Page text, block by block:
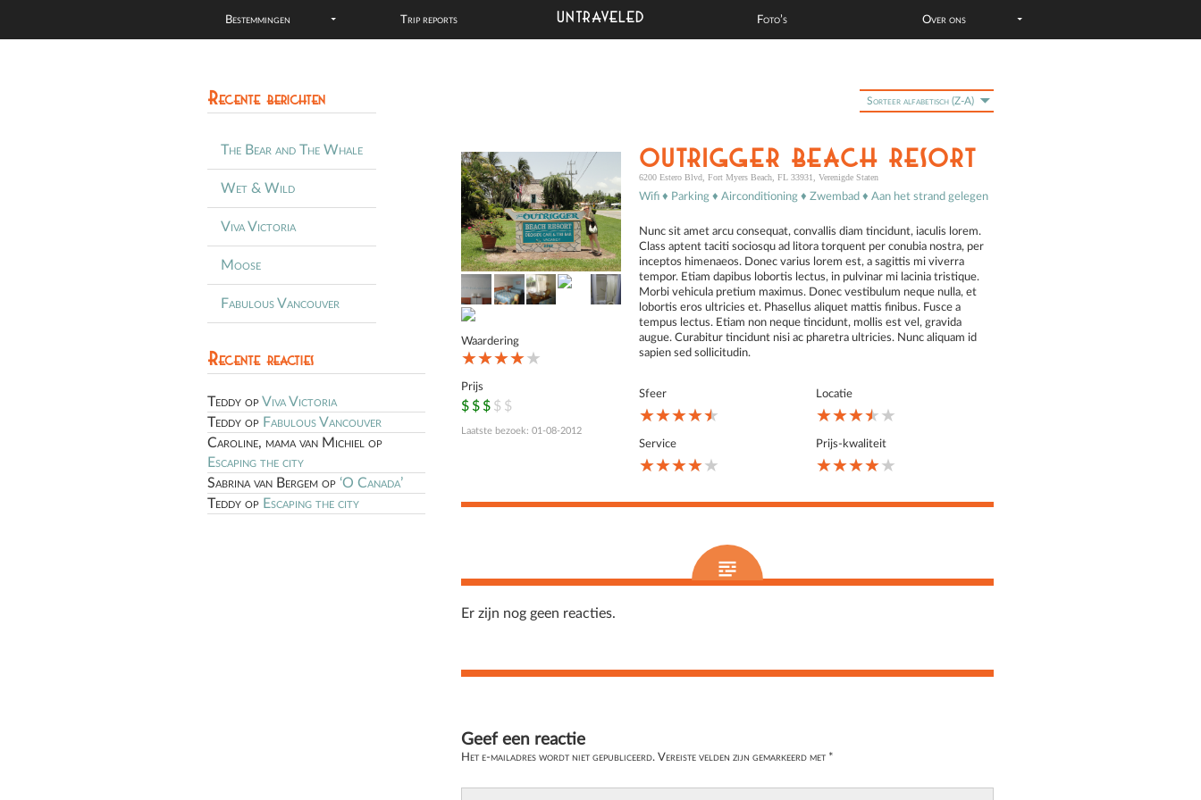
Bestemmingen Trip reports UNTRAVELED Foto’s Over ons
Recente berichten
The Bear and The Whale
Wet & Wild
Viva Victoria
Moose
Fabulous Vancouver
Recente reacties
Teddy opViva Victoria
Teddy op Fabulous Vancouver
Caroline, mama van Michiel op
Escaping the city
Sabrina van Bergem op ‘O Canada’
Teddy op Escaping the city
Sorteer alfabetisch (Z-A)
Sorteer alfabetisch (A-Z)
Outrigger Beach Resort
6200 Estero Blvd, Fort Myers Beach, FL 33931, Verenigde Staten
Wifi ♦ Parking ♦ Airconditioning ♦ Zwembad ♦ Aan het strand gelegen
Nunc sit amet arcu consequat, convallis diam tincidunt, iaculis lorem.
Class aptent taciti sociosqu ad litora torquent per conubia nostra, per
inceptos himenaeos. Donec varius lorem est, a sagittis mi viverra
tempor. Etiam dapibus lobortis lectus, in pulvinar mi lacinia tristique.
Morbi vehicula pretium maximus. Donec vestibulum neque nulla, et
lobortis eros ultricies et. Phasellus aliquet mattis finibus. Fusce a
tempus lectus. Etiam non neque tincidunt, mollis est vel, gravida
augue. Curabitur tincidunt nisi ac pharetra ultricies. Nunc aliquam id
sapien sed sollicitudin.
Sfeer
★★★★★
★★★★★
★★★★★
Locatie
★★★★★
★★★★★
★★★★★
Service
★★★★★
★★★★★
★★★★★
Prijs-kwaliteit
★★★★★
★★★★★
★★★★★
Waardering
★★★★★
★★★★★
★★★★★
Prijs
$$$$$
$$$$$
$$$$$
Laatste bezoek: 01-08-2012
Er zijn nog geen reacties.
Geef een reactie
Het e-mailadres wordt niet gepubliceerd. Vereiste velden zijn gemarkeerd met *